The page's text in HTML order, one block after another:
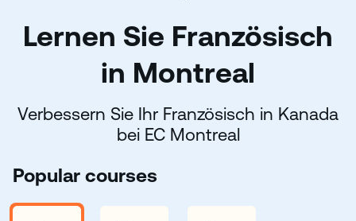
Lernen Sie Französisch
in Montreal
Verbessern Sie Ihr Französisch in Kanada
bei EC Montreal
Popular courses